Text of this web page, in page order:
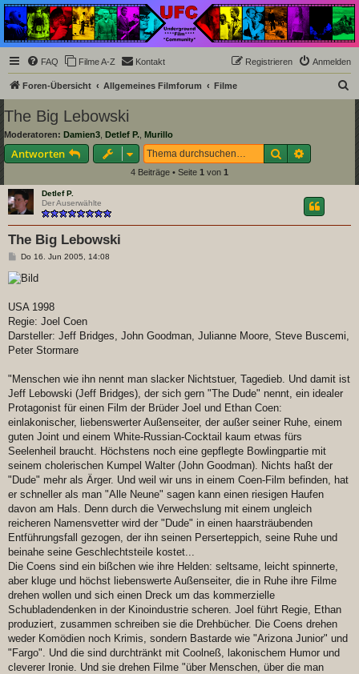
Underground Film
Community
Die Underground Film Community ist ein deutschsprachiges Filmforum und ein Paradies
für Cineasten und Filmsüchtige jenseits des Mainstreams.
FAQ Filme A-Z Kontakt Anmelden
Registrieren
Foren-Übersicht Allgemeines Filmforum Filme
The Big Lebowski
Moderatoren: Damien3 Detlef P. Murillo
Antworten Suche
4 Beiträge • Seite 1 von 1
Detlef P.
Der Auserwählte
The Big Lebowski
B
i
t
a
g
Do 16. Jun 2005, 14:08
USA 1998
Regie: Joel Coen
Darsteller: Jeff Bridges, John Goodman, Julianne Moore, Steve Buscemi,
Peter Stormare
"Menschen wie ihn nennt man slacker Nichtstuer, Tagedieb. Und damit ist
Jeff Lebowski (Jeff Bridges), der sich gern "The Dude" nennt, ein idealer
Protagonist für einen Film der Brüder Joel und Ethan Coen:
einlakonischer, liebenswerter Außenseiter, der außer seiner Ruhe, einem
guten Joint und einem White-Russian-Cocktail kaum etwas fürs
Seelenheil braucht. Höchstens noch eine gepflegte Bowlingpartie mit
seinem cholerischen Kumpel Walter (John Goodman). Nichts haßt der
"Dude" mehr als Ärger. Und weil wir uns in einem Coen-Film befinden, hat
er schneller als man "Alle Neune" sagen kann einen riesigen Haufen
davon am Hals. Denn durch die Verwechslung mit einem ungleich
reicheren Namensvetter wird der "Dude" in einen haarsträubenden
Entführungsfall gezogen, der ihn seinen Perserteppich, seine Ruhe und
beinahe seine Geschlechtsteile kostet...
Die Coens sind ein bißchen wie ihre Helden: seltsame, leicht spinnerte,
aber kluge und höchst liebenswerte Außenseiter, die in Ruhe ihre Filme
drehen wollen und sich einen Dreck um das kommerzielle
Schubladendenken in der Kinoindustrie scheren. Joel führt Regie, Ethan
produziert, zusammen schreiben sie die Drehbücher. Die Coens drehen
weder Komödien noch Krimis, sondern Bastarde wie "Arizona Junior" und
"Fargo". Und die sind durchtränkt mit Coolneß, lakonischem Humor und
cleverer Ironie. Und sie drehen Filme "über Menschen, über die man